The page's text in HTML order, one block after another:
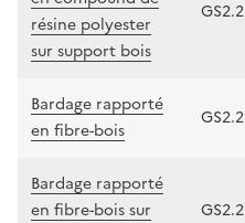
résine polyester
sur support bois
GS2.2
Bardage rapporté
en fibre-bois
GS2.2
Bardage rapporté
en fibre-bois sur
GS2.2